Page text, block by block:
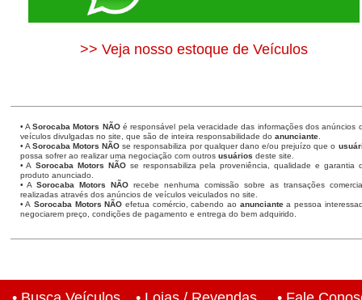
>> Veja nosso estoque de Veículos
• ASorocaba Motors NÃOé responsável pela veracidade das informações dos anúncios
veículos divulgadas no site, que são de inteira responsabilidade do anunciante.
• A Sorocaba Motors NÃO se responsabiliza por qualquer dano e/ou prejuízo que o
possa sofrer ao realizar uma negociação com outros usuários deste site.
• A Sorocaba Motors NÃOse responsabiliza pela proveniência, qualidade e garantia
produto anunciado.
• ASorocaba Motors NÃO recebe nenhuma comissão sobre as transações
realizadas através dos anúncios de veículos veiculados no site.
• A Sorocaba Motors NÃO efetua comércio, cabendo ao anunciantea pessoa
negociarem preço, condições de pagamento e entrega do bem adquirido.